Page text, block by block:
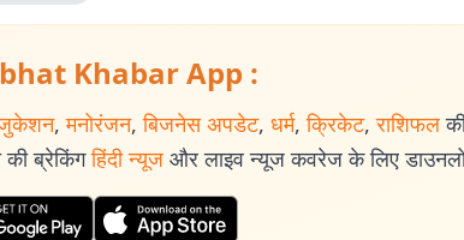
Khabar App :
, मनोरंजन, बिजनेस अपडेट, धर्म, क्रिकेट, राशिफल
की ब्रेकिंग हिंदी न्यूज और लाइव न्यूज कवरेज के लिए